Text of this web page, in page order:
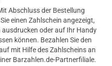
Abschluss der Bestellung
einen Zahlschein angezeigt,
ausdrucken oder auf Ihr Handy
können. Bezahlen Sie den
mit Hilfe des Zahlscheins an
Barzahlen.de-Partnerfiliale.